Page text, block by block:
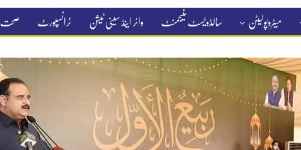
میٹروپولیٹن سالڈویسٹ منیجمنٹ واٹر اینڈ سینی ٹیشن ٹرانسپورٹ صحت